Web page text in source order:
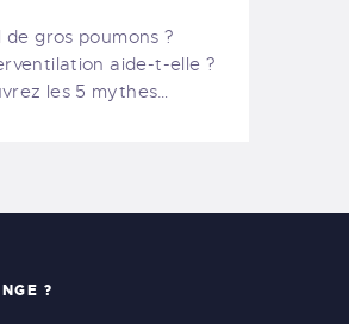
de gros poumons ?
aide-t-elle ?
les 5 mythes…
?